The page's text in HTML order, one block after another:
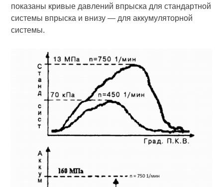
показаны кривые давлений впрыска для стандартной
системы впрыска и внизу — для аккумуляторной
системы.